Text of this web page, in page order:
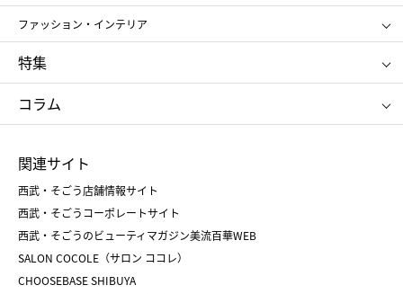
お中元
お歳暮
ポール&ジョー ボーテ
ジルスチュアート
NARS
RMK
クリニーク
SK-Ⅱ
アンリ・シャルパンティエ
ゴディバ
新宿高野
たねや
ねんりん家
ファッション・インテリア
ポロ ラルフ ローレン
タケオ キクチ
ママ＆キッズ
シュタイフ
特集
お中元
ひな人形
五月人形
父の日
クリスマスケーキ
ホワイトデー
コラム
菓子折り
和菓子
人気のギフト
バレンタイン
ホワイトデー
おせち
関連サイト
西武・そごう店舗情報サイト
西武・そごうコーポレートサイト
西武・そごうのビューティマガジン美流百華WEB
SALON COCOLE（サロン ココレ）
CHOOSEBASE SHIBUYA